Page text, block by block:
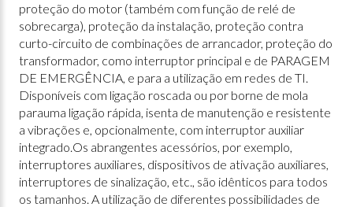
proteção do motor (também com função de relé de
sobrecarga), proteção da instalação, proteção contra
curto-circuito de combinações de arrancador, proteção do
transformador, como interruptor principal e de PARAGEM
DE EMERGÊNCIA, e para a utilização em redes de TI.
Disponíveis com ligação roscada ou por borne de mola
parauma ligação rápida, isenta de manutenção e resistente
a vibrações e, opcionalmente, com interruptor auxiliar
integrado.Os abrangentes acessórios, por exemplo,
interruptores auxiliares, dispositivos de ativação auxiliares,
interruptores de sinalização, etc., são idênticos para todos
os tamanhos. A utilização de diferentes possibilidades de